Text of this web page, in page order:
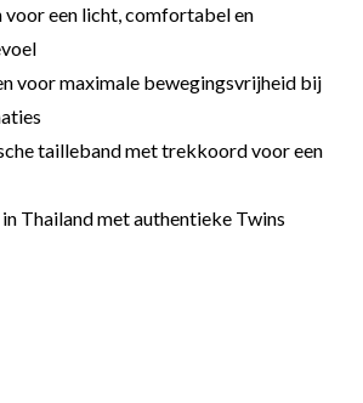
voor een licht, comfortabel en
voor maximale bewegingsvrijheid bij
tailleband met trekkoord voor een
Thailand met authentieke Twins